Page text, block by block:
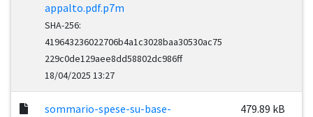
appalto.pdf.p7m
SHA-256:
419643236022706b4a1c3028baa30530ac75
229c0de129aee8dd58802dc986ff
18/04/2025 13:27
sommario-spese-su-base-
479.89 kB